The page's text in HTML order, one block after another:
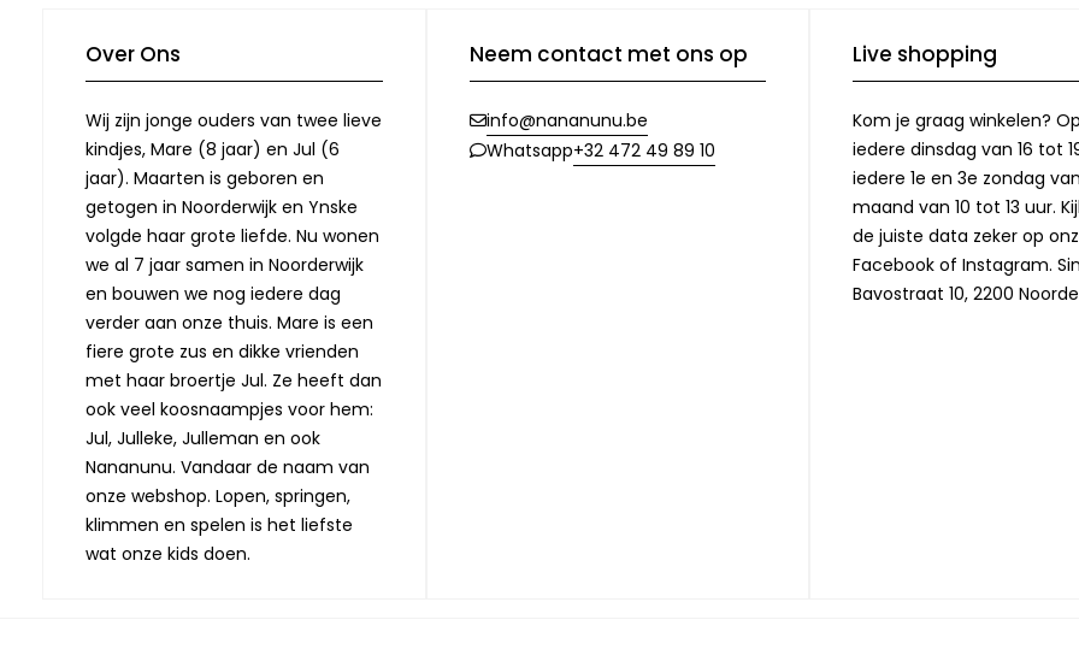
Over Ons
Wij zijn jonge ouders van twee lieve
kindjes, Mare (8 jaar) en Jul (6
jaar). Maarten is geboren en
getogen in Noorderwijk en Ynske
volgde haar grote liefde. Nu wonen
we al 7 jaar samen in Noorderwijk
en bouwen we nog iedere dag
verder aan onze thuis. Mare is een
fiere grote zus en dikke vrienden
met haar broertje Jul. Ze heeft dan
ook veel koosnaampjes voor hem:
Jul, Julleke, Julleman en ook
Nananunu. Vandaar de naam van
onze webshop. Lopen, springen,
klimmen en spelen is het liefste
wat onze kids doen.
Neem contact met ons op
info@nananunu.be
Whatsapp+32 472 49 89 10
Live shopping
Kom je graag winkelen?
iedere dinsdag van 16 tot
iedere 1e en 3e zondag
maand van 10 tot 13 uur.
de juiste data zeker op
Facebook of Instagram.
Bavostraat 10, 2200